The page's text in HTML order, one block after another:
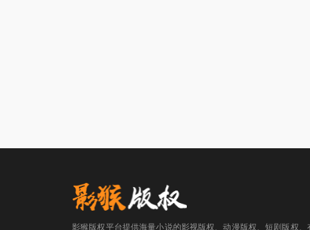
影猴版权平台提供海量小说的影视版权、动漫版权、短剧版权、